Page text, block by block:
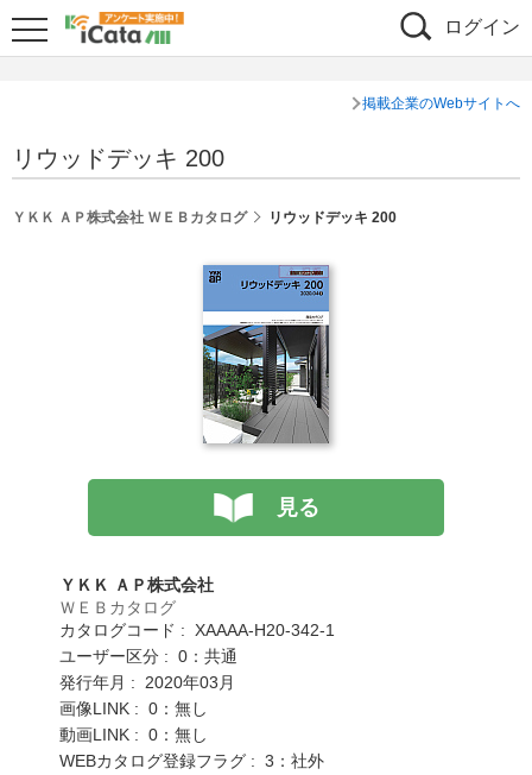
ログイン
掲載企業のWebサイトへ
リウッドデッキ 200
ＹＫＫ ＡＰ株式会社 ＷＥＢカタログ リウッドデッキ 200
見る
ＹＫＫ ＡＰ株式会社
ＷＥＢカタログ
カタログコード : XAAAA-H20-342-1
ユーザー区分 : 0：共通
発行年月 : 2020年03月
画像LINK : 0：無し
動画LINK : 0：無し
WEBカタログ登録フラグ : 3：社外